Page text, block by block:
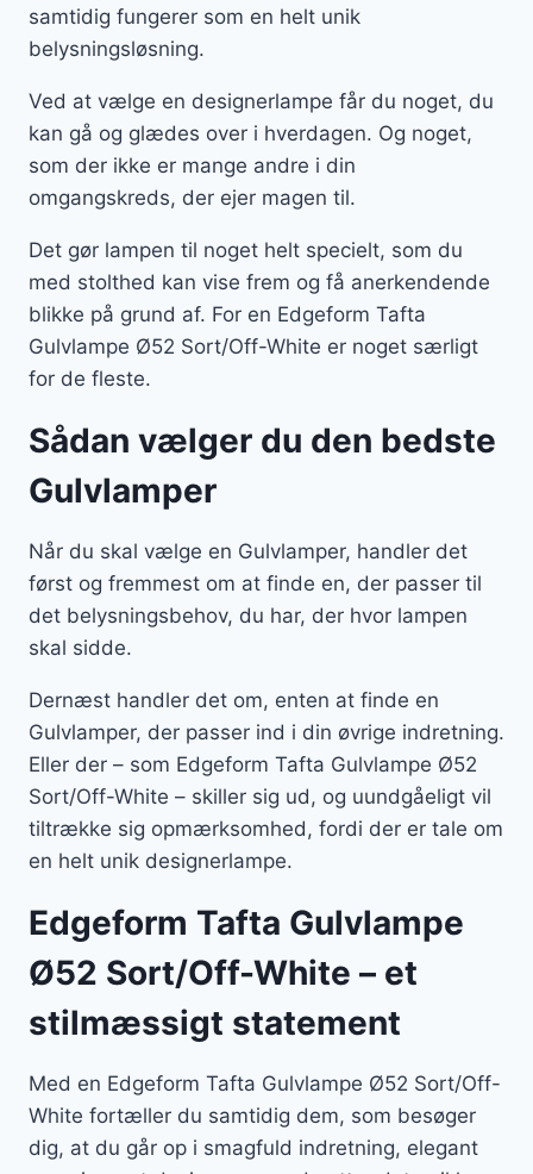
samtidig fungerer som en helt unik
belysningsløsning.
Ved at vælge en designerlampe får du noget, du
kan gå og glædes over i hverdagen. Og noget,
som der ikke er mange andre i din
omgangskreds, der ejer magen til.
Det gør lampen til noget helt specielt, som du
med stolthed kan vise frem og få anerkendende
blikke på grund af. For en Edgeform Tafta
Gulvlampe Ø52 Sort/Off-White er noget særligt
for de fleste.
Sådan vælger du den bedste
Gulvlamper
Når du skal vælge en Gulvlamper, handler det
først og fremmest om at finde en, der passer til
det belysningsbehov, du har, der hvor lampen
skal sidde.
Dernæst handler det om, enten at finde en
Gulvlamper, der passer ind i din øvrige indretning.
Eller der – som Edgeform Tafta Gulvlampe Ø52
Sort/Off-White – skiller sig ud, og uundgåeligt vil
tiltrække sig opmærksomhed, fordi der er tale om
en helt unik designerlampe.
Edgeform Tafta Gulvlampe
Ø52 Sort/Off-White – et
stilmæssigt statement
Med en Edgeform Tafta Gulvlampe Ø52 Sort/Off-
White fortæller du samtidig dem, som besøger
dig, at du går op i smagfuld indretning, elegant